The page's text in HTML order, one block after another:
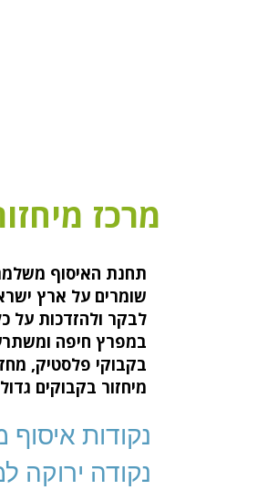
מרכז
תחנת האיסוף
שומרים על ארץ
לבקר ולהזדכות על
בקבוקי פלסטיק,
מיחזור בקבוקים
נקודות איסוף
נקודה ירוקה